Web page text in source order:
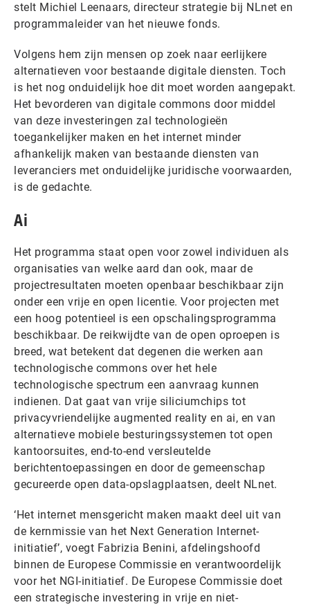
stelt Michiel Leenaars, directeur strategie bij NLnet en
programmaleider van het nieuwe fonds.
Volgens hem zijn mensen op zoek naar eerlijkere
alternatieven voor bestaande digitale diensten. Toch
is het nog onduidelijk hoe dit moet worden aangepakt.
Het bevorderen van digitale commons door middel
van deze investeringen zal technologieën
toegankelijker maken en het internet minder
afhankelijk maken van bestaande diensten van
leveranciers met onduidelijke juridische voorwaarden,
is de gedachte.
Ai
Het programma staat open voor zowel individuen als
organisaties van welke aard dan ook, maar de
projectresultaten moeten openbaar beschikbaar zijn
onder een vrije en open licentie. Voor projecten met
een hoog potentieel is een opschalingsprogramma
beschikbaar. De reikwijdte van de open oproepen is
breed, wat betekent dat degenen die werken aan
technologische commons over het hele
technologische spectrum een aanvraag kunnen
indienen. Dat gaat van vrije siliciumchips tot
privacyvriendelijke augmented reality en ai, en van
alternatieve mobiele besturingssystemen tot open
kantoorsuites, end-to-end versleutelde
berichtentoepassingen en door de gemeenschap
gecureerde open data-opslagplaatsen, deelt NLnet.
‘Het internet mensgericht maken maakt deel uit van
de kernmissie van het Next Generation Internet-
initiatief’, voegt Fabrizia Benini, afdelingshoofd
binnen de Europese Commissie en verantwoordelijk
voor het NGI-initiatief. De Europese Commissie doet
een strategische investering in vrije en niet-